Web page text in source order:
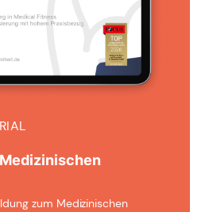
zum Medizinischen